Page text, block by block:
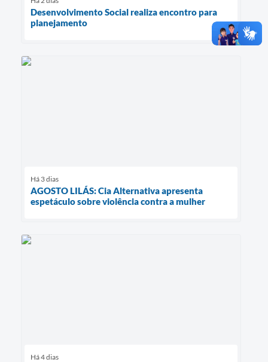
Desenvolvimento Social realiza encontro para
planejamento
Há 3 dias
AGOSTO LILÁS: Cia Alternativa apresenta
espetáculo sobre violência contra a mulher
Há 4 dias